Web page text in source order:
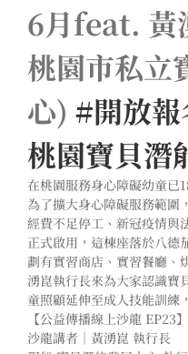
6月feat. 黃
桃園市私立
心) #開放報
桃園寶貝潛
在桃園服務身心障礙幼童已
為了擴大身心障礙服務範圍
經費不足停工、新冠疫情與
正式啟用，這棟座落於八德
劃有實習商店、實習餐廳、
湧崑執行長來為大家認識寶
童照顧延伸至成人技能訓練
【公益傳播線上沙龍 EP23】
沙龍講者｜黃湧崑 執行長